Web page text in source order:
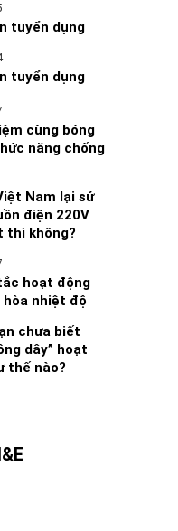
tuyển dụng
tuyển dụng
cùng bóng
năng chống
Nam lại sử
điện 220V
thì không?
hoạt động
hòa nhiệt độ
chưa biết
dây” hoạt
thế nào?